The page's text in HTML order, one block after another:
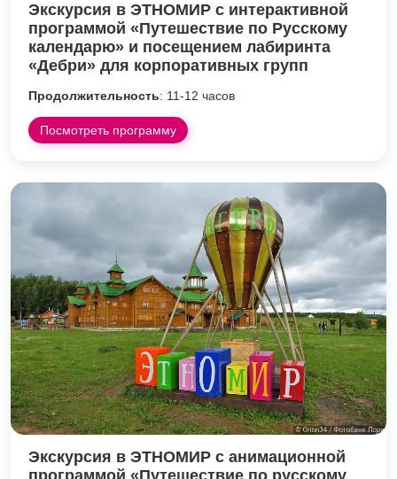
Экскурсия в ЭТНОМИР с интерактивной
программой «Путешествие по Русскому
календарю» и посещением лабиринта
«Дебри» для корпоративных групп
Продолжительность: 11-12 часов
Посмотреть программу
Экскурсия в ЭТНОМИР с анимационной
программой «Путешествие по русскому